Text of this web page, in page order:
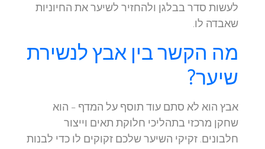
לעשות סדר בבלגן ולהחזיר לשיער את החיוניות
שאבדה לו.
מה הקשר בין אבץ לנשירת
שיער?
אבץ הוא לא סתם עוד תוסף על המדף – הוא
שחקן מרכזי בתהליכי חלוקת תאים וייצור
חלבונים. זקיקי השיער שלכם זקוקים לו כדי לבנות